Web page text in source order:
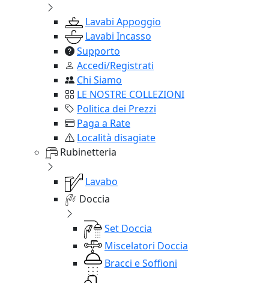
Lavabi Appoggio
Lavabi Incasso
Supporto
Accedi/Registrati
Chi Siamo
LE NOSTRE COLLEZIONI
Politica dei Prezzi
Paga a Rate
Località disagiate
Rubinetteria
Lavabo
Doccia
Set Doccia
Miscelatori Doccia
Bracci e Soffioni